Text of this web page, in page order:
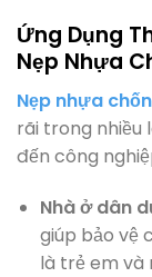
Ứng Dụng
Nẹp Nhựa
Nẹp nhựa
rãi trong nhiều
đến công
Nhà ở dân
giúp bảo vệ
là trẻ em và